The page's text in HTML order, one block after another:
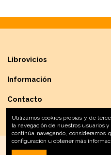
Librovicios
Información
Contacto
Utilizamos cookies propias y de
la navegación de nuestros usuarios
continúa navegando,
configuración u obtener más